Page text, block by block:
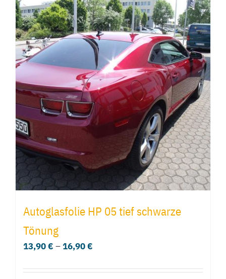
Autoglasfolie HP 05 tief schwarze
Tönung
13,90€ –16,90€